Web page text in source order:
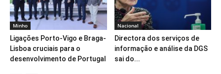
Minho
Ligações Porto-Vigo e Braga-
Lisboa cruciais para o
desenvolvimento de Portugal
Nacional
Directora dos serviços de
informação e análise da DGS
sai do...